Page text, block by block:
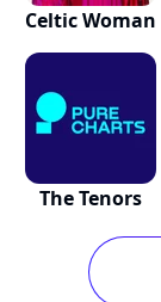
Celtic Woman
The Tenors